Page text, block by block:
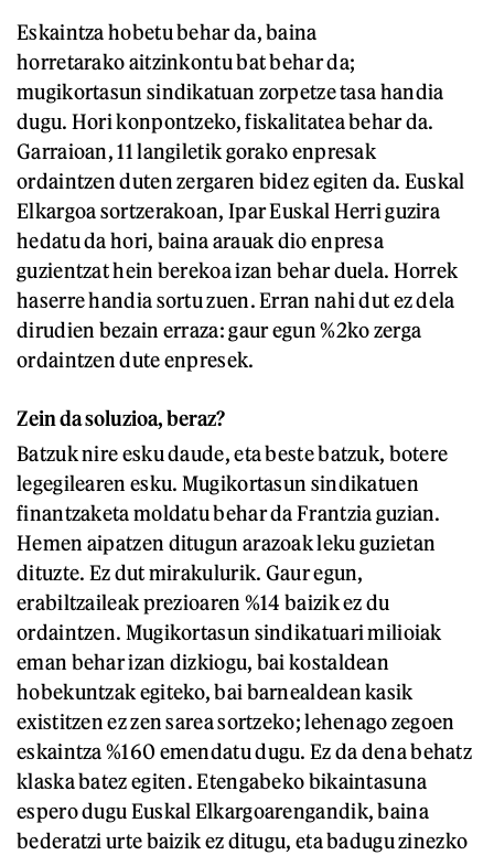
Eskaintza hobetu behar da, baina
horretarako aitzinkontu bat behar da;
mugikortasun sindikatuan zorpetze tasa handia
dugu. Hori konpontzeko, fiskalitatea behar da.
Garraioan, 11 langiletik gorako enpresak
ordaintzen duten zergaren bidez egiten da. Euskal
Elkargoa sortzerakoan, Ipar Euskal Herri guzira
hedatu da hori, baina arauak dio enpresa
guzientzat hein berekoa izan behar duela. Horrek
haserre handia sortu zuen. Erran nahi dut ez dela
dirudien bezain erraza: gaur egun %2ko zerga
ordaintzen dute enpresek.
Zein da soluzioa, beraz?
Batzuk nire esku daude, eta beste batzuk, botere
legegilearen esku. Mugikortasun sindikatuen
finantzaketa moldatu behar da Frantzia guzian.
Hemen aipatzen ditugun arazoak leku guzietan
dituzte. Ez dut mirakulurik. Gaur egun,
erabiltzaileak prezioaren %14 baizik ez du
ordaintzen. Mugikortasun sindikatuari milioiak
eman behar izan dizkiogu, bai kostaldean
hobekuntzak egiteko, bai barnealdean kasik
existitzen ez zen sarea sortzeko; lehenago zegoen
eskaintza %160 emendatu dugu. Ez da dena behatz
klaska batez egiten. Etengabeko bikaintasuna
espero dugu Euskal Elkargoarengandik, baina
bederatzi urte baizik ez ditugu, eta badugu zinezko